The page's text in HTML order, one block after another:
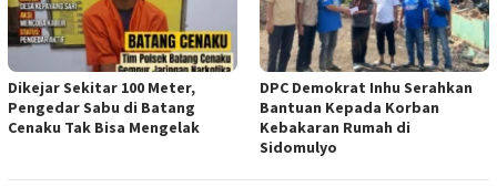
Dikejar Sekitar 100 Meter,
Pengedar Sabu di Batang
Cenaku Tak Bisa Mengelak
DPC Demokrat Inhu Serahkan
Bantuan Kepada Korban
Kebakaran Rumah di
Sidomulyo